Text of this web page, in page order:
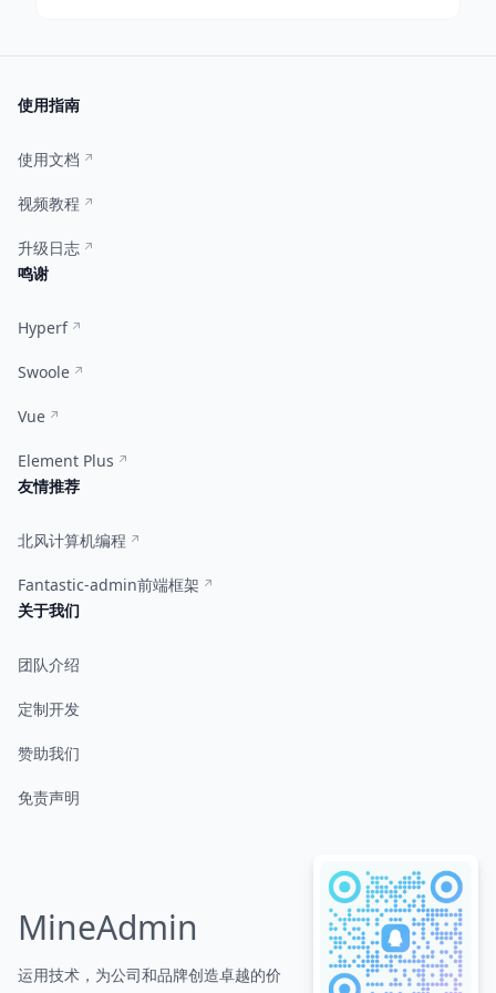
使用指南
使用文档
视频教程
升级日志
鸣谢
Hyperf
Swoole
Vue
Element Plus
友情推荐
北风计算机编程
Fantastic-admin前端框架
关于我们
团队介绍
定制开发
赞助我们
免责声明
MineAdmin
运用技术，为公司和品牌创造卓越的价